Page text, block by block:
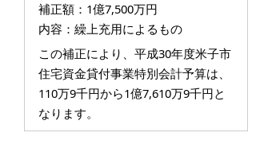
補正額：1億7,500万円
内容：繰上充用によるもの
この補正により、平成30年度米子市
住宅資金貸付事業特別会計予算は、
110万9千円から1億7,610万9千円と
なります。